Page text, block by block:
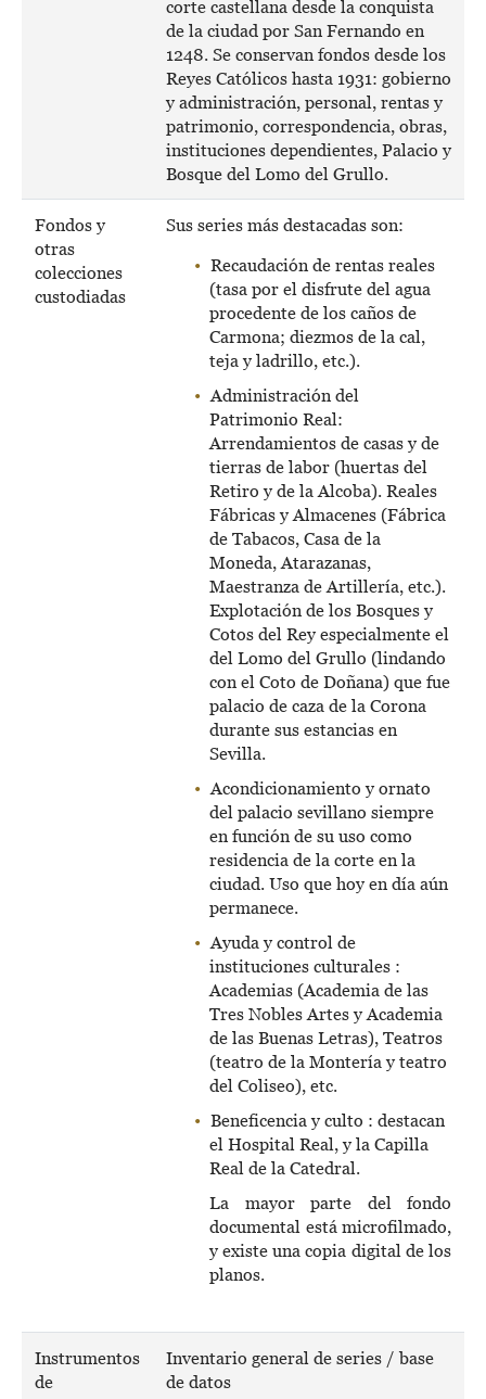
corte castellana desde la conquista
de la ciudad por San Fernando en
1248. Se conservan fondos desde los
Reyes Católicos hasta 1931: gobierno
y administración, personal, rentas y
patrimonio, correspondencia, obras,
instituciones dependientes, Palacio y
Bosque del Lomo del Grullo.
Fondos y
otras
colecciones
custodiadas
Sus series más destacadas son:
Recaudación de rentas reales
(tasa por el disfrute del agua
procedente de los caños de
Carmona; diezmos de la cal,
teja y ladrillo, etc.).
Administración del
Patrimonio Real:
Arrendamientos de casas y de
tierras de labor (huertas del
Retiro y de la Alcoba). Reales
Fábricas y Almacenes (Fábrica
de Tabacos, Casa de la
Moneda, Atarazanas,
Maestranza de Artillería, etc.).
Explotación de los Bosques y
Cotos del Rey especialmente el
del Lomo del Grullo (lindando
con el Coto de Doñana) que fue
palacio de caza de la Corona
durante sus estancias en
Sevilla.
Acondicionamiento y ornato
del palacio sevillano siempre
en función de su uso como
residencia de la corte en la
ciudad. Uso que hoy en día aún
permanece.
Ayuda y control de
instituciones culturales :
Academias (Academia de las
Tres Nobles Artes y Academia
de las Buenas Letras), Teatros
(teatro de la Montería y teatro
del Coliseo), etc.
Beneficencia y culto : destacan
el Hospital Real, y la Capilla
Real de la Catedral.
La mayor parte del fondo
documental está microfilmado,
y existe una copia digital de los
planos.
Instrumentos
de
Inventario general de series / base
de datos